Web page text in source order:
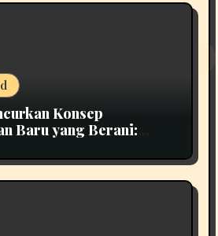
Konsep
Baru yang Berani: